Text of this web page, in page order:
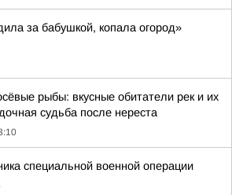
за бабушкой, копала огород»
рыбы: вкусные обитатели рек и их
судьба после нереста
специальной военной операции